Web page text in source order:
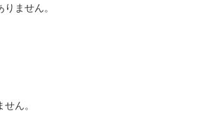
ません。
ん。